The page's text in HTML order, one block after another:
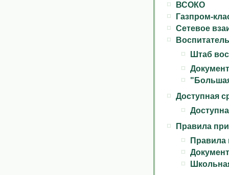
ВСОКО
Газпром-
Сетевое
Штаб
Доступная
Правила
Правила